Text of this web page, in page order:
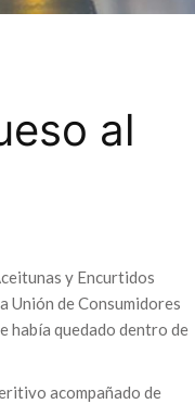
al
y Encurtidos
Unión de Consumidores
había quedado dentro de
acompañado de